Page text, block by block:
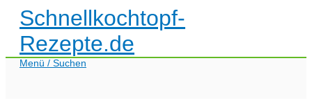
Zum
Inhalt
springen
Schnellkochtopf-
Rezepte.de
Menü / Suchen